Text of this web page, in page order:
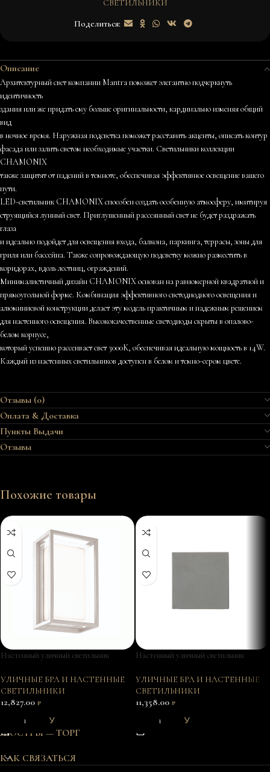
СВЕТИЛЬНИКИ
Поделиться:
Описание
Архитектурный свет компании Mantra поможет элегантно подчеркнуть
идентичность
здания или же придать ему больше оригинальности, кардинально изменяя общий
вид
в ночное время. Наружная подсветка поможет расставить акценты, описать контур
фасада или залить светом необходимые участки. Светильники коллекции
CHAMONIX
также защитят от падений в темноте, обеспечивая эффективное освещение вашего
пути.
LED-светильник CHAMONIX способен создать особенную атмосферу, имитируя
струящийся лунный свет. Приглушенный рассеянный свет не будет раздражать
глаза
и идеально подойдет для освещения входа, балкона, паркинга, террасы, зоны для
гриля или бассейна. Также сопровождающую подсветку можно разместить в
коридорах, вдоль лестниц, ограждений.
Минималистичный дизайн CHAMONIX основан на равномерной квадратной и
прямоугольной форме. Комбинация эффективного светодиодного освещения и
алюминиевой конструкции делает эту модель практичным и надежным решением
для настенного освещения. Высококачественные светодиоды скрыты в опалово-
белом корпусе,
который успешно рассеивает свет 3000K, обеспечивая идеальную мощность в 14W.
Каждый из настенных светильников доступен в белом и темно-сером цвете.
Отзывы (0)
Оплата & Доставка
Пункты Выдачи
Отзывы
Похожие товары
Настенный уличный светильник
УЛИЧНЫЕ БРА И НАСТЕННЫЕ
СВЕТИЛЬНИКИ
12,827.00 ₽
В КОРЗИНУ
Настенный уличный светильник
УЛИЧНЫЕ БРА И НАСТЕННЫЕ
СВЕТИЛЬНИКИ
11,358.00 ₽
В КОРЗИНУ
ЛЮСТРЫ — ТОРГ
КАК СВЯЗАТЬСЯ